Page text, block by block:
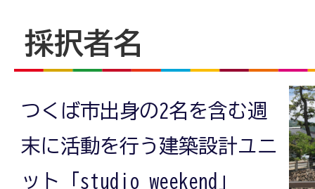
採択者名
つくば市出身の2名を含む週
末に活動を行う建築設計ユニ
ット「studio weekend」